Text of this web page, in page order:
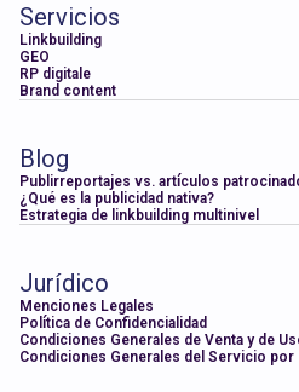
Servicios
Linkbuilding
GEO
RP digitale
Brand content
Blog
Publirreportajes vs. artículos
¿Qué es la publicidad nativa?
Estrategia de linkbuilding multinivel
Jurídico
Menciones Legales
Política de Confidencialidad
Condiciones Generales de Venta y de
Condiciones Generales del Servicio por